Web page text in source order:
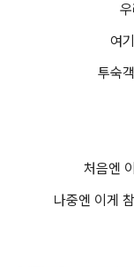
여
투숙
처음엔
나중엔 이게